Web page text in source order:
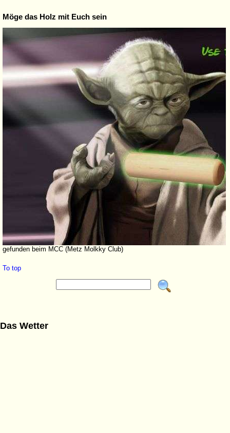
Möge das Holz mit Euch sein
gefunden beim MCC (Metz Molkky Club)
To top
Das Wetter